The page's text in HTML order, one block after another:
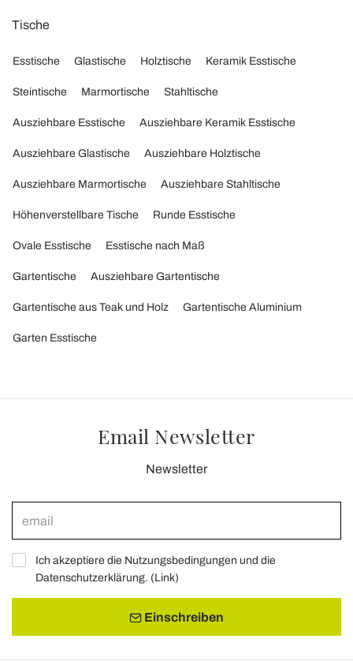
Tische
Esstische Glastische Holztische Keramik Esstische
Steintische Marmortische Stahltische
Ausziehbare Esstische Ausziehbare Keramik Esstische
Ausziehbare Glastische Ausziehbare Holztische
Ausziehbare Marmortische Ausziehbare Stahltische
Höhenverstellbare Tische Runde Esstische
Ovale Esstische Esstische nach Maß
Gartentische Ausziehbare Gartentische
Gartentische aus Teak und Holz Gartentische Aluminium
Garten Esstische
Email Newsletter
Newsletter
Ich akzeptiere die Nutzungsbedingungen und die
Datenschutzerklärung. (Link)
Einschreiben